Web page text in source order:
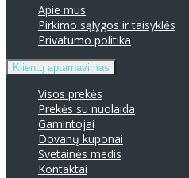
Apie mus
Pirkimo sąlygos ir taisyklės
Privatumo politika
Klientų aptarnavimas
Visos prekės
Prekės su nuolaida
Gamintojai
Dovanų kuponai
Svetainės medis
Kontaktai